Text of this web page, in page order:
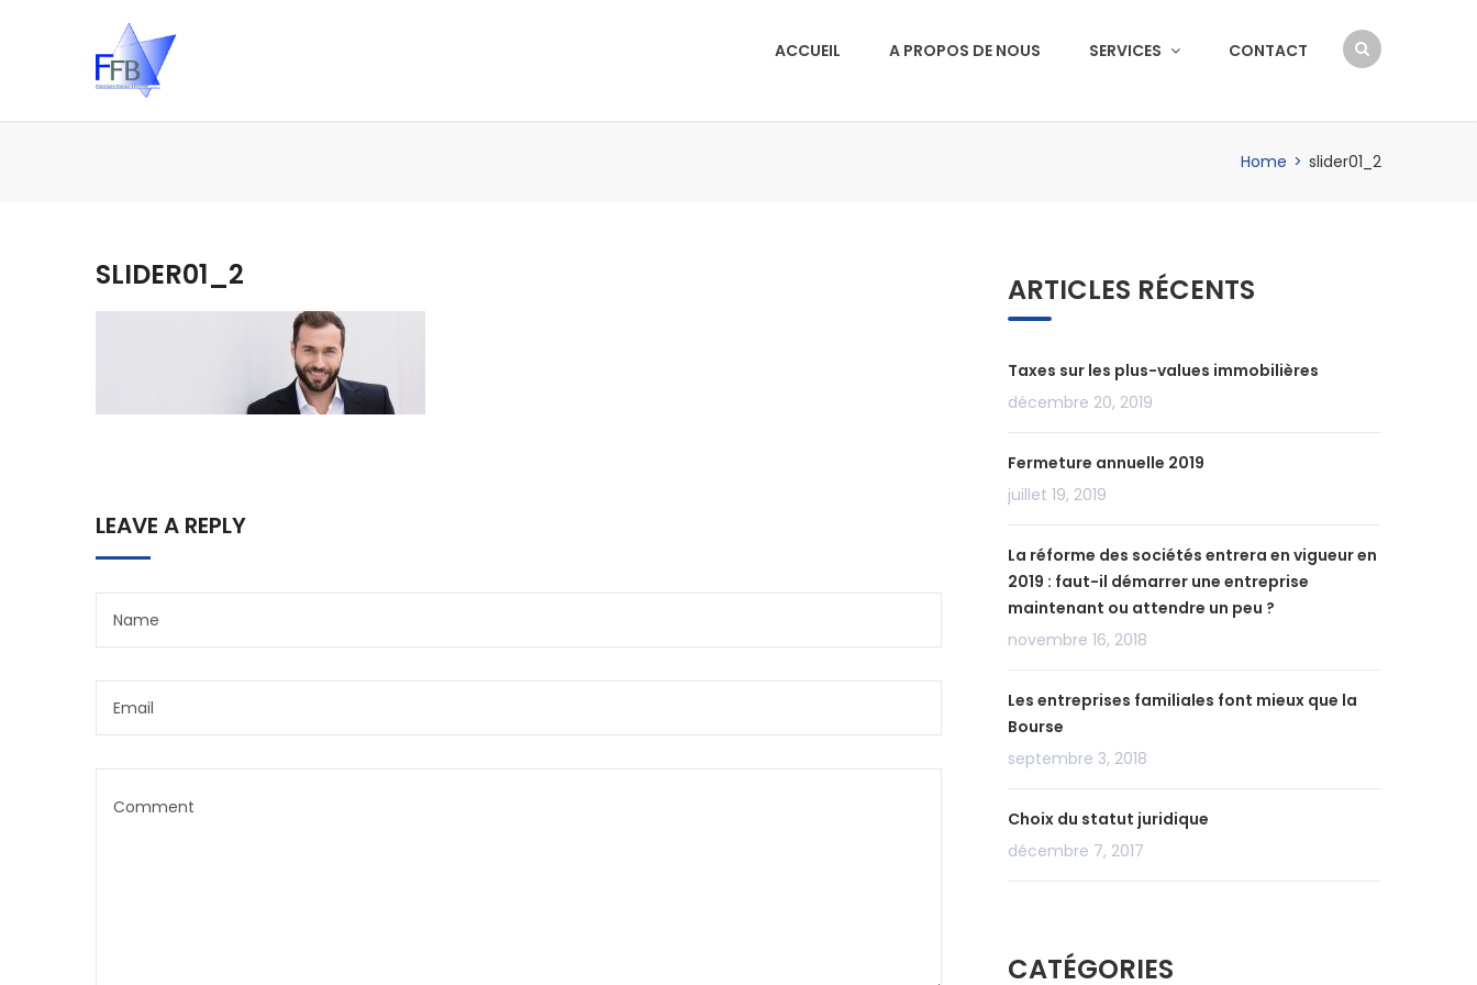
ACCUEIL A PROPOS DE NOUS SERVICES CONTACT
Home > slider01_2
SLIDER01_2
LEAVE A REPLY
ARTICLES RÉCENTS
Taxes sur les plus-values immobilières
décembre 20, 2019
Fermeture annuelle 2019
juillet 19, 2019
La réforme des sociétés entrera en vigueur en
2019 : faut-il démarrer une entreprise
maintenant ou attendre un peu ?
novembre 16, 2018
Les entreprises familiales font mieux que la
Bourse
septembre 3, 2018
Choix du statut juridique
décembre 7, 2017
CATÉGORIES